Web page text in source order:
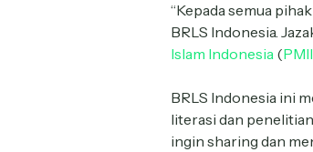
“Kepada semua
BRLS Indonesia.
Islam Indonesia (PMII
BRLS Indonesia ini
literasi dan
ingin sharing dan